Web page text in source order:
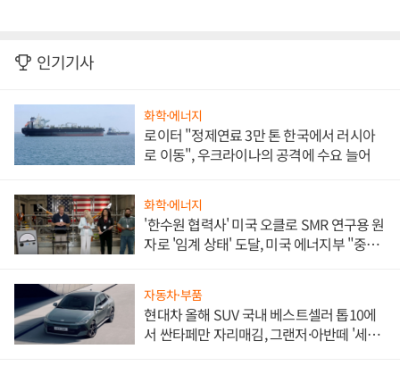
인기기사
화학·에너지
로이터 "정제연료 3만 톤 한국에서 러시아
로 이동", 우크라이나의 공격에 수요 늘어
화학·에너지
'한수원 협력사' 미국 오클로 SMR 연구용 원
자로 '임계 상태' 도달, 미국 에너지부 "중요
자동차·부품
현대차 올해 SUV 국내 베스트셀러 톱10에
서 싼타페만 자리매김, 그랜저·아반떼 '세단